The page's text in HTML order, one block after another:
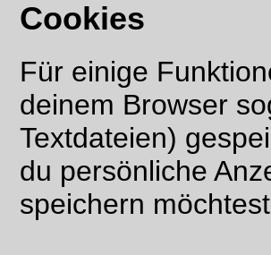
Für einige
deinem Browser
Textdateien)
du persönliche